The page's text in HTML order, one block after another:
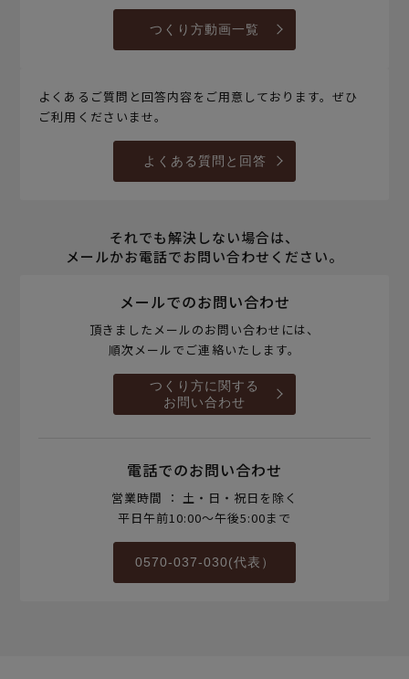
つくり方動画一覧
よくあるご質問と回答内容をご用意しております。ぜひ
ご利用くださいませ。
よくある質問と回答
それでも解決しない場合は、
メールかお電話でお問い合わせください。
メールでのお問い合わせ
頂きましたメールのお問い合わせには、
順次メールでご連絡いたします。
つくり方に関する
お問い合わせ
電話でのお問い合わせ
営業時間 ： 土・日・祝日を除く
平日午前10:00～午後5:00まで
0570-037-030(代表）